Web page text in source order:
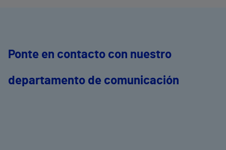
Ponte en contacto con nuestro
departamento de comunicación